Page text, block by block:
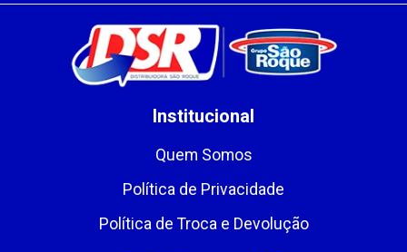
Institucional
Quem Somos
Política de Privacidade
Política de Troca e Devolução